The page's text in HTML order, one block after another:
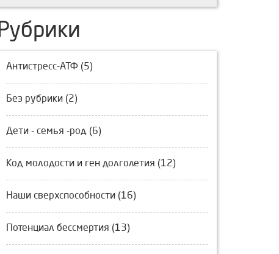
Рубрики
Антистресс-АТФ (5)
Без рубрики (2)
Дети - семья -род (6)
Код молодости и ген долголетия (12)
Наши сверхспособности (16)
Потенциал бессмертия (13)